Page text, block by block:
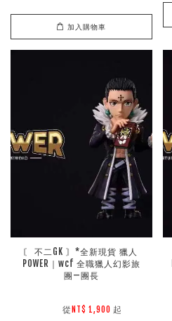
加入購物車
〘 不二GK 〙*全新現貨 獵人
POWER｜wcf 全職獵人幻影旅
團—團長
        從
NT$ 1,900 起